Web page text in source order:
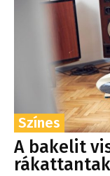
Színes
A bakelit